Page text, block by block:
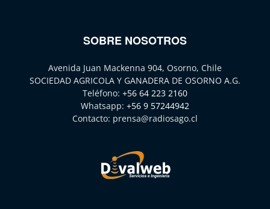
SOBRE NOSOTROS
Avenida Juan Mackenna 904, Osorno, Chile
SOCIEDAD AGRICOLA Y GANADERA DE OSORNO A.G.
Teléfono: +56 64 223 2160
Whatsapp: +56 9 57244942
Contacto: prensa@radiosago.cl